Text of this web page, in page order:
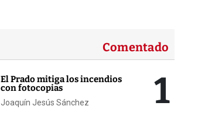
Comentado
El Prado mitiga los incendios
con fotocopias
Joaquín Jesús Sánchez 1